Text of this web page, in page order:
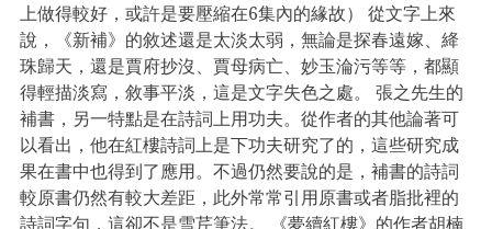
上做得較好，或許是要壓縮在6集內的緣故） 從文字上來
說，《新補》的敘述還是太淡太弱，無論是探春遠嫁、絳
珠歸天，還是賈府抄沒、賈母病亡、妙玉淪污等等，都顯
得輕描淡寫，敘事平淡，這是文字失色之處。 張之先生的
補書，另一特點是在詩詞上用功夫。從作者的其他論著可
以看出，他在紅樓詩詞上是下功夫研究了的，這些研究成
果在書中也得到了應用。不過仍然要說的是，補書的詩詞
較原書仍然有較大差距，此外常常引用原書或者脂批裡的
詩詞字句，這卻不是雪芹筆法。 《夢續紅樓》的作者胡楠